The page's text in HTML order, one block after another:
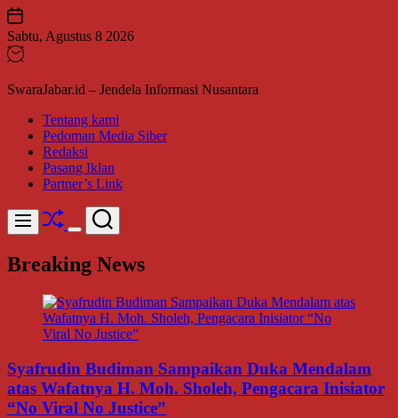
Skip
to
content
Sabtu, Agustus 8 2026
SwaraJabar.id – Jendela Informasi Nusantara
Tentang kami
Pedoman Media Siber
Redaksi
Pasang Iklan
Partner’s Link
Menu Shuffle
Switch
mode
Search
Breaking News
Syafrudin Budiman Sampaikan Duka Mendalam
atas Wafatnya H. Moh. Sholeh, Pengacara Inisiator
“No Viral No Justice”